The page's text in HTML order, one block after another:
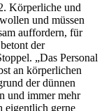
Körperliche und
und müssen
auffordern, für
der
„Das Personal
an körperlichen
der dünnen
und immer mehr
eigentlich gerne